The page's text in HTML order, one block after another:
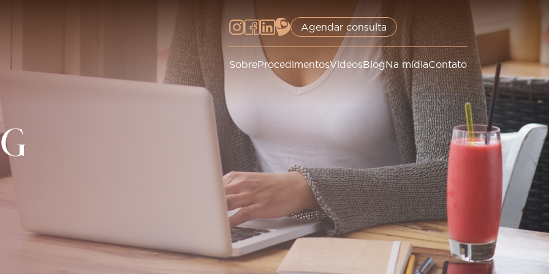
Agendar consulta
SobreProcedimentosVídeosBlogNa mídiaContato